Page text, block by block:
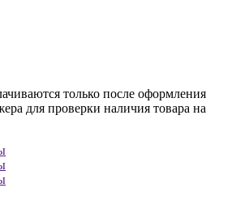
только после оформления
для проверки наличия товара на